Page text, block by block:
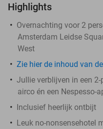
Highlights
​Overnachting voor 2
Amsterdam Leidse
West
Zie hier de inhoud van
Jullie verblijven in een
airco én een Nespesso-
Inclusief heerlijk ontbijt
Leuk no-nonsensehotel